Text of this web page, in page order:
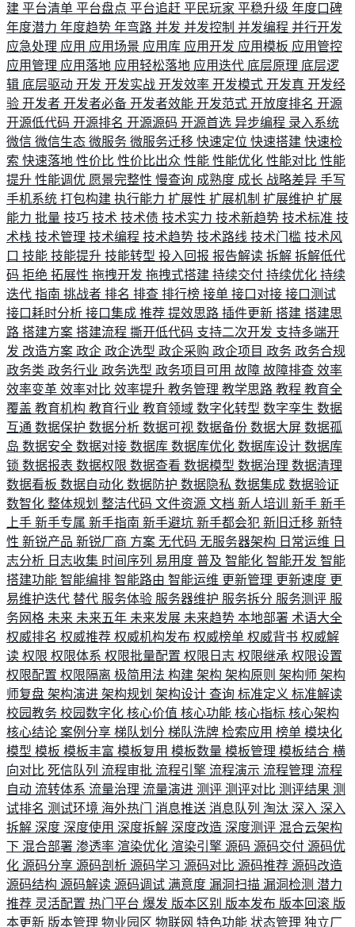
建 平台清单 平台盘点 平台追赶 平民玩家 平稳升级 年度口碑
年度潜力 年度趋势 年弯路 并发 并发控制 并发编程 并行开发
应急处理 应用 应用场景 应用库 应用开发 应用模板 应用管控
应用管理 应用落地 应用轻松落地 应用迭代 底层原理 底层逻
辑 底层驱动 开发 开发实战 开发效率 开发模式 开发真 开发经
验 开发者 开发者必备 开发者效能 开发范式 开放度排名 开源
开源低代码 开源排名 开源源码 开源首选 异步编程 录入系统
微信 微信生态 微服务 微服务迁移 快速定位 快速搭建 快速检
索 快速落地 性价比 性价比出众 性能 性能优化 性能对比 性能
提升 性能调优 愿景完整性 慢查询 成熟度 成长 战略差异 手写
手机系统 打包构建 执行能力 扩展性 扩展机制 扩展维护 扩展
能力 批量 技巧 技术 技术债 技术实力 技术新趋势 技术标准 技
术栈 技术管理 技术编程 技术趋势 技术路线 技术门槛 技术风
口 技能 技能提升 技能转型 投入回报 报告解读 拆解 拆解低代
码 拒绝 拓展性 拖拽开发 拖拽式搭建 持续交付 持续优化 持续
迭代 指南 挑战者 排名 排查 排行榜 接单 接口对接 接口测试
接口耗时分析 接口集成 推荐 提效思路 插件更新 搭建 搭建思
路 搭建方案 搭建流程 撕开低代码 支持二次开发 支持多端开
发 改造方案 政企 政企选型 政企采购 政企项目 政务 政务合规
政务类 政务行业 政务选型 政务项目可用 故障 故障排查 效率
效率变革 效率对比 效率提升 教务管理 教学思路 教程 教育全
覆盖 教育机构 教育行业 教育领域 数字化转型 数字孪生 数据
互通 数据保护 数据分析 数据可视 数据备份 数据大屏 数据孤
岛 数据安全 数据对接 数据库 数据库优化 数据库设计 数据库
锁 数据报表 数据权限 数据查看 数据模型 数据治理 数据清理
数据看板 数据自动化 数据防护 数据隐私 数据集成 数据验证
数智化 整体规划 整洁代码 文件资源 文档 新人培训 新手 新手
上手 新手专属 新手指南 新手避坑 新手都会犯 新旧迁移 新特
性 新锐产品 新锐厂商 方案 无代码 无服务器架构 日常运维 日
志分析 日志收集 时间序列 易用度 普及 智能化 智能开发 智能
搭建功能 智能编排 智能路由 智能运维 更新管理 更新速度 更
易维护迭代 替代 服务体验 服务器维护 服务拆分 服务测评 服
务网格 未来 未来五年 未来发展 未来趋势 本地部署 术语大全
权威排名 权威推荐 权威机构发布 权威榜单 权威背书 权威解
读 权限 权限体系 权限批量配置 权限日志 权限继承 权限设置
权限配置 权限隔离 极简用法 构建 架构 架构原则 架构师 架构
师复盘 架构演进 架构规划 架构设计 查询 标准定义 标准解读
校园教务 校园数字化 核心价值 核心功能 核心指标 核心架构
核心结论 案例分享 梯队划分 梯队洗牌 检索应用 榜单 模块化
模型 模板 模板丰富 模板复用 模板数量 模板管理 模板结合 横
向对比 死信队列 流程审批 流程引擎 流程演示 流程管理 流程
自动 流转体系 流量治理 流量演进 测评 测评对比 测评结果 测
试排名 测试环境 海外热门 消息推送 消息队列 淘汰 深入 深入
拆解 深度 深度使用 深度拆解 深度改造 深度测评 混合云架构
下 混合部署 渗透率 渲染优化 渲染引擎 源码 源码交付 源码优
化 源码分享 源码剖析 源码学习 源码对比 源码推荐 源码改造
源码结构 源码解读 源码调试 满意度 漏洞扫描 漏洞检测 潜力
推荐 灵活配置 热门平台 爆发 版本区别 版本发布 版本回滚 版
本更新 版本管理 物业园区 物联网 特色功能 状态管理 独立厂